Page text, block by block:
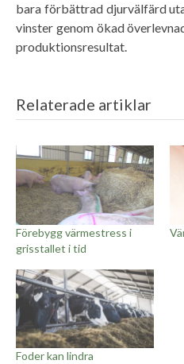
bara förbättrad djurvälfärd
vinster genom ökad
produktionsresultat.
Relaterade artiklar
Förebygg värmestress i
grisstallet i tid
Foder kan lindra